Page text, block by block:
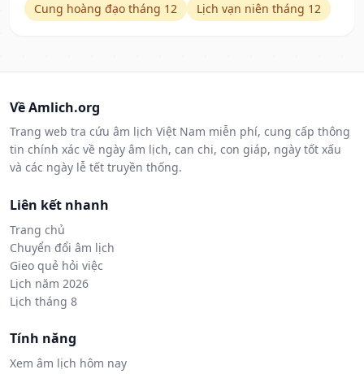
Cung hoàng đạo tháng 12
Lịch vạn niên tháng 12
Về Amlich.org
Trang web tra cứu âm lịch Việt Nam miễn phí, cung cấp thông
tin chính xác về ngày âm lịch, can chi, con giáp, ngày tốt xấu
và các ngày lễ tết truyền thống.
Liên kết nhanh
Trang chủ
Chuyển đổi âm lịch
Gieo quẻ hỏi việc
Lịch năm 2026
Lịch tháng 8
Tính năng
Xem âm lịch hôm nay